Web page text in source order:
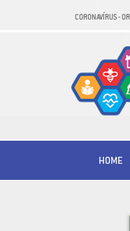
CORONAVÍRUS -
HOME